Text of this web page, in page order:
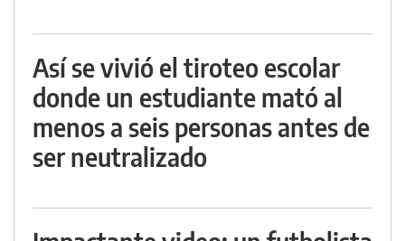
Así se vivió el tiroteo escolar
donde un estudiante mató al
menos a seis personas antes de
ser neutralizado